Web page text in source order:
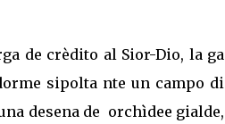
de crèdito al Sior-Dio, la ga
sipolta nte un campo di
desena de orchìdee gialde,